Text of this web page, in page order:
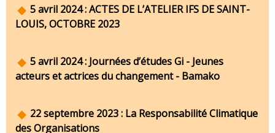
5 avril 2024 : ACTES DE L’ATELIER IFS DE SAINT-
LOUIS, OCTOBRE 2023
5 avril 2024 : Journées d’études Gi - Jeunes
acteurs et actrices du changement - Bamako
22 septembre 2023 : La Responsabilité Climatique
des Organisations